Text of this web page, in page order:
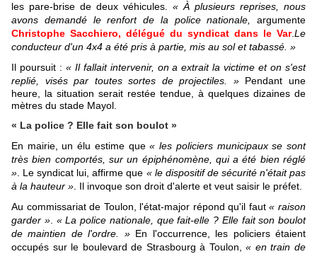
les pare-brise de deux véhicules. « À plusieurs reprises, nous
avons demandé le renfort de la police nationale,
argumente
Christophe Sacchiero, délégué du syndicat dans le Var.Le
conducteur d'un 4x4 a été pris à partie, mis au sol et tabassé. »
Il poursuit : « Il fallait intervenir, on a extrait la victime et on s'est
replié, visés par toutes sortes de projectiles. »Pendant une
heure, la situation serait restée tendue, à quelques dizaines de
mètres du stade Mayol.
« La police ? Elle fait son boulot »
En mairie, un élu estime que« les policiers municipaux se sont
très bien comportés, sur un épiphénomène, qui a été bien réglé
» . Le syndicat lui, affirme que « le dispositif de sécurité n'était pas
à la hauteur » . Il invoque son droit d'alerte et veut saisir le préfet.
Au commissariat de Toulon, l'état-major répond qu'il faut« raison
garder ». « La police nationale, que fait-elle ? Elle fait son boulot
de maintien de l'ordre. » En l'occurrence, les policiers étaient
occupés sur le boulevard de Strasbourg à Toulon,« en train de